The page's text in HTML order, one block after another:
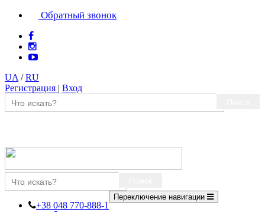
Обратный звонок
UA /RU
Регистрация | Вход
+38 048 770-888-1
Переключение навигации